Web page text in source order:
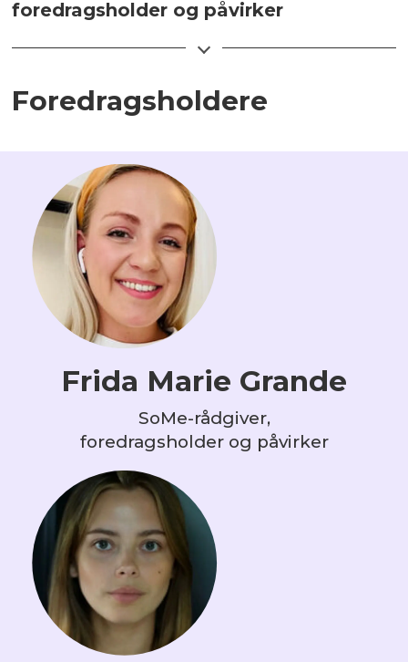
bruk av tematikk, timing og samarbeid.
Produsent Ingunn Rensel deler hvordan
lanseringsløp, organisk spredning og
plassering. Hun viser hvordan ekte
engasjement kan bygges når historien,
karakterene og strategien spiller på lag.
Med seg har hun Elli Rhiannon Müller
Osborne, som deler innsikt i hvordan
hun jobbet med å skape karakteren og
arbeidet med lanseringen.
foredragsholder og påvirker
Foredragsholdere
Frida Marie Grande
SoMe-rådgiver,
foredragsholder og påvirker